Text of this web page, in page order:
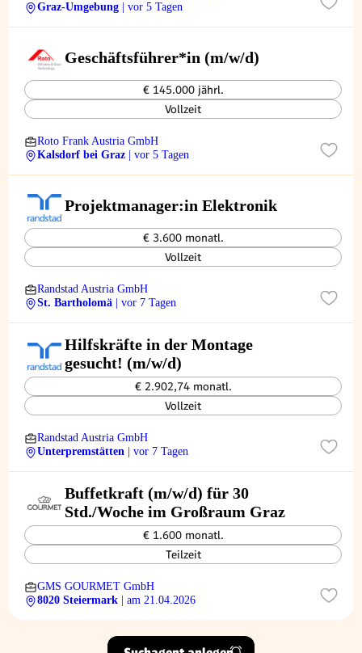
Graz-Umgebung
| vor 5 Tagen
Geschäftsführer*in (m/w/d)
€ 145.000 jährl.
Vollzeit
Roto Frank Austria GmbH
Kalsdorf bei Graz
| vor 5 Tagen
Projektmanager:in Elektronik
€ 3.600 monatl.
Vollzeit
Randstad Austria GmbH
St. Bartholomä
| vor 7 Tagen
Hilfskräfte in der Montage
gesucht! (m/w/d)
€ 2.902,74 monatl.
Vollzeit
Randstad Austria GmbH
Unterpremstätten
| vor 7 Tagen
Buffetkraft (m/w/d) für 30
Std./Woche im Großraum Graz
€ 1.600 monatl.
Teilzeit
GMS GOURMET GmbH
8020 Steiermark
| am 21.04.2026